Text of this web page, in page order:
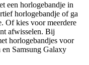
een horlogebandje in
horlogebandje of ga
Of kies voor meerdere
afwisselen. Bij
horlogebandjes voor
Samsung Galaxy